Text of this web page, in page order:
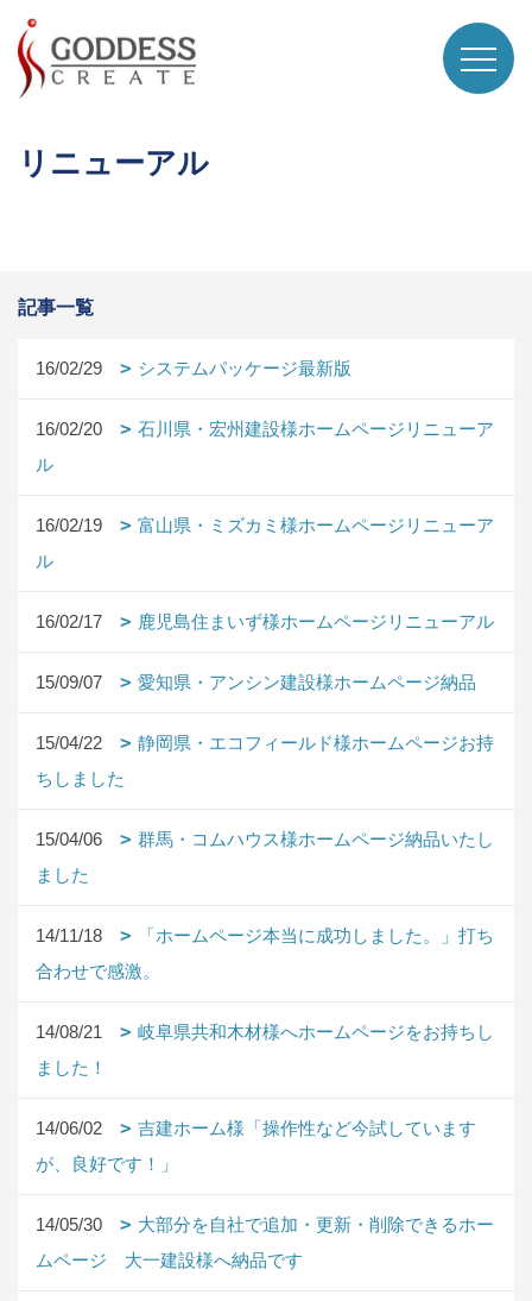
リニューアル
記事一覧
16/02/29 システムパッケージ最新版
16/02/20
石川県・宏州建設様ホームページリニューア
ル
16/02/19
富山県・ミズカミ様ホームページリニューア
ル
16/02/17 鹿児島住まいず様ホームページリニューアル
15/09/07 愛知県・アンシン建設様ホームページ納品
15/04/22
静岡県・エコフィールド様ホームページお持
ちしました
15/04/06
群馬・コムハウス様ホームページ納品いたし
ました
14/11/18
「ホームページ本当に成功しました。」打ち
合わせで感激。
14/08/21
岐阜県共和木材様へホームページをお持ちし
ました！
14/06/02
吉建ホーム様「操作性など今試しています
が、良好です！」
14/05/30
大部分を自社で追加・更新・削除できるホー
ムページ 大一建設様へ納品です